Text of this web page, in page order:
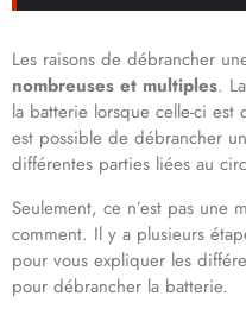
Les raisons de débrancher
nombreuses et multiples.
la batterie lorsque celle-ci
est possible de débrancher
différentes parties liées au
Seulement, ce n’est pas une
comment. Il y a plusieurs
pour vous expliquer les
pour débrancher la batterie.